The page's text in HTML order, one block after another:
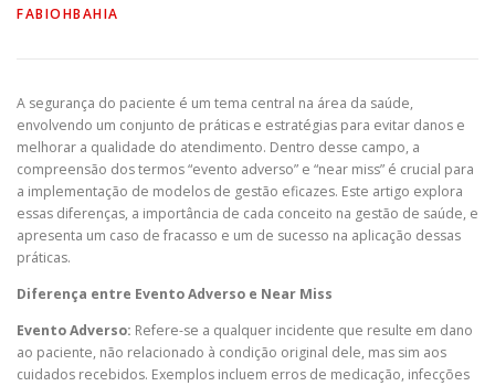
FABIOHBAHIA
A segurança do paciente é um tema central na área da saúde,
envolvendo um conjunto de práticas e estratégias para evitar danos e
melhorar a qualidade do atendimento. Dentro desse campo, a
compreensão dos termos “evento adverso” e “near miss” é crucial para
a implementação de modelos de gestão eficazes. Este artigo explora
essas diferenças, a importância de cada conceito na gestão de saúde, e
apresenta um caso de fracasso e um de sucesso na aplicação dessas
práticas.
Diferença entre Evento Adverso e Near Miss
Evento Adverso: Refere-se a qualquer incidente que resulte em dano
ao paciente, não relacionado à condição original dele, mas sim aos
cuidados recebidos. Exemplos incluem erros de medicação, infecções